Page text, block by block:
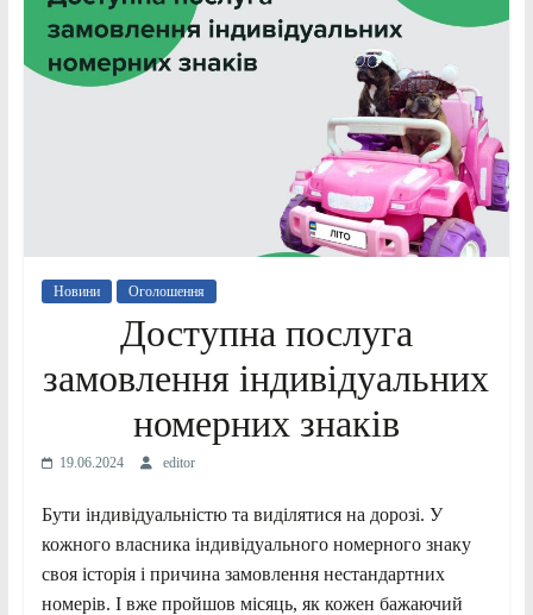
Новини Оголошення
Доступна послуга
замовлення індивідуальних
номерних знаків
19.06.2024 editor
Бути індивідуальністю та виділятися на дорозі. У
кожного власника індивідуального номерного знаку
своя історія і причина замовлення нестандартних
номерів. І вже пройшов місяць, як кожен бажаючий